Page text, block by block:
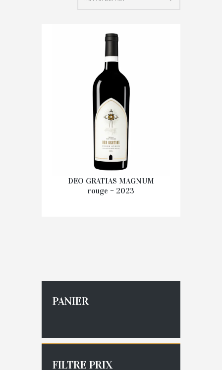
DEO GRATIAS MAGNUM
rouge – 2023
PANIER
FILTRE PRIX